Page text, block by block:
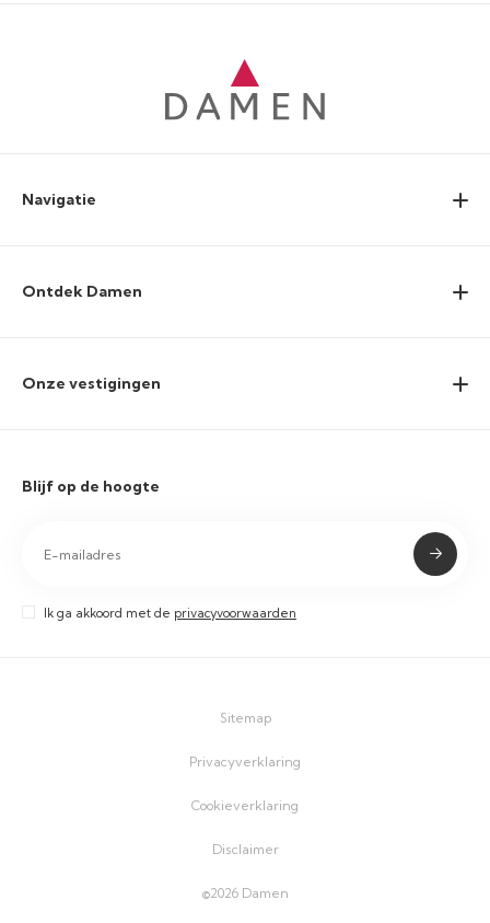
Navigatie
Ontdek Damen
Onze vestigingen
Blijf op de hoogte
Ik ga akkoord met de privacyvoorwaarden
©2026 Damen
Sitemap
Privacyverklaring
Cookieverklaring
Disclaimer